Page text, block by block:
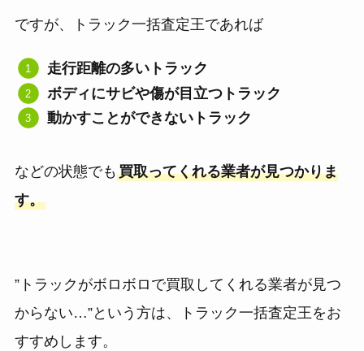
ですが、トラック一括査定王であれば
走行距離の多いトラック
ボディにサビや傷が目立つトラック
動かすことができないトラック
などの状態でも 買取ってくれる業者が見つかりま
す。
”トラックがボロボロで買取してくれる業者が見つ
からない…”という方は、トラック一括査定王をお
すすめします。